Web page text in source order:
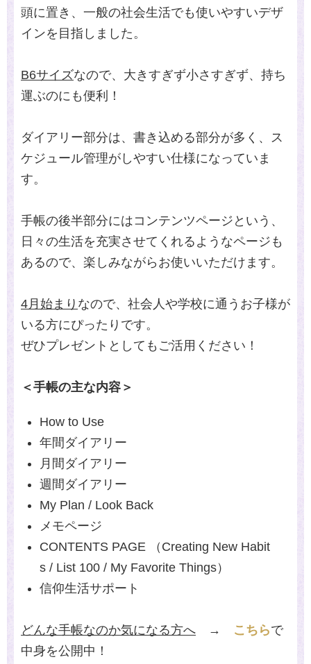
頭に置き、一般の社会生活でも使いやすいデザ
インを目指しました。
B6サイズなので、大きすぎず小さすぎず、持ち
運ぶのにも便利！
ダイアリー部分は、書き込める部分が多く、ス
ケジュール管理がしやすい仕様になっていま
す。
手帳の後半部分にはコンテンツページという、
日々の生活を充実させてくれるようなページも
あるので、楽しみながらお使いいただけます。
4月始まり なので、社会人や学校に通うお子様が
いる方にぴったりです。
ぜひプレゼントとしてもご活用ください！
＜手帳の主な内容＞
How to Use
年間ダイアリー
月間ダイアリー
週間ダイアリー
My Plan / Look Back
メモページ
CONTENTS PAGE （Creating New Habit
s / List 100 / My Favorite Things）
信仰生活サポート
どんな手帳なのか気になる方へ → こちらで
中身を公開中！